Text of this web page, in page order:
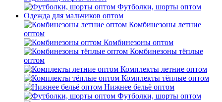
Футболки, шорты оптом
Одежда для мальчиков оптом
Комбинезоны летние
оптом
Комбинезоны оптом
Комбинезоны тёплые
оптом
Комплекты летние оптом
Комплекты тёплые оптом
Нижнее бельё оптом
Футболки, шорты оптом